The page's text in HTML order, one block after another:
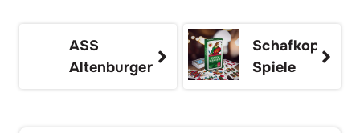
ASS
Altenburger
Schafkopf
Spiele